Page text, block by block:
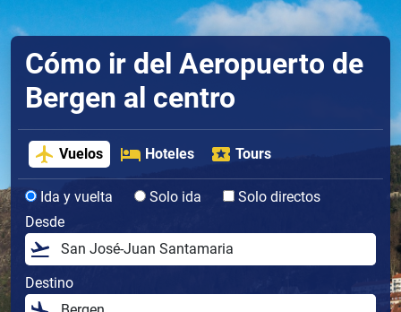
Cómo ir del Aeropuerto de
Bergen al centro
Vuelos Hoteles Tours
Ida y vuelta Solo ida
Solo directos
Desde
Destino